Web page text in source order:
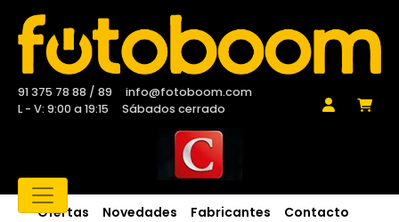
91 375 78 88 / 89
info@fotoboom.com
L - V: 9:00 a 19:15
Sábados cerrado
Ofertas Novedades Fabricantes Contacto